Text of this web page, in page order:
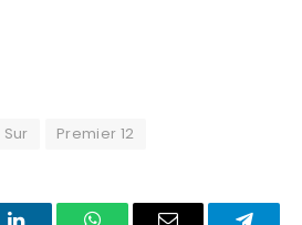
Premier 12